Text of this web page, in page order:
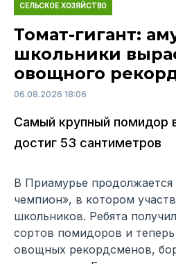
СЕЛЬСКОЕ ХОЗЯЙСТВО
Томат-гигант:
школьники
овощного
06.08.2026 18:06
Самый крупный помидор
достиг 53 сантиметров
В Приамурье
чемпион», в котором
школьников. Ребята
сортов помидоров и
овощных рекордсменов,